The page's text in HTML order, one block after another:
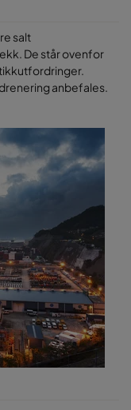
salt
De står ovenfor
anbefales.